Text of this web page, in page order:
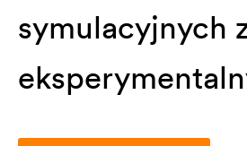
symulacyjnych